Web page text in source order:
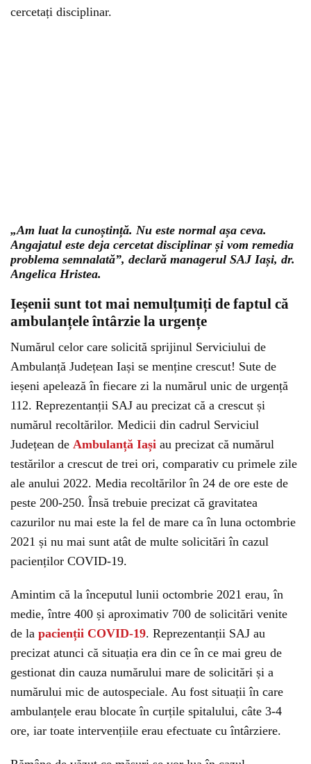
cercetați disciplinar.
„Am luat la cunoștință. Nu este normal așa ceva.
Angajatul este deja cercetat disciplinar și vom remedia
problema semnalată”, declară managerul SAJ Iași, dr.
Angelica Hristea.
Ieșenii sunt tot mai nemulțumiți de faptul că
ambulanțele întârzie la urgențe
Numărul celor care solicită sprijinul Serviciului de
Ambulanță Județean Iași se menține crescut! Sute de
ieșeni apelează în fiecare zi la numărul unic de urgență
112. Reprezentanții SAJ au precizat că a crescut și
numărul recoltărilor. Medicii din cadrul Serviciul
Județean de Ambulanță Iași au precizat că numărul
testărilor a crescut de trei ori, comparativ cu primele zile
ale anului 2022. Media recoltărilor în 24 de ore este de
peste 200-250. Însă trebuie precizat că gravitatea
cazurilor nu mai este la fel de mare ca în luna octombrie
2021 și nu mai sunt atât de multe solicitări în cazul
pacienților COVID-19.
Amintim că la începutul lunii octombrie 2021 erau, în
medie, între 400 și aproximativ 700 de solicitări venite
de la pacienții COVID-19. Reprezentanții SAJ au
precizat atunci că situația era din ce în ce mai greu de
gestionat din cauza numărului mare de solicitări și a
numărului mic de autospeciale. Au fost situații în care
ambulanțele erau blocate în curțile spitalului, câte 3-4
ore, iar toate intervențiile erau efectuate cu întârziere.